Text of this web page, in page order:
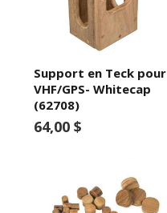
Support en Teck pour
VHF/GPS- Whitecap
(62708)
64,00 $